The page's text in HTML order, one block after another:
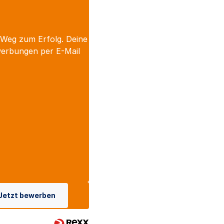
zum Erfolg. Deine
per E-Mail
bewerben